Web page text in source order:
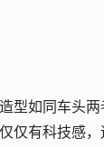
型如同车头
仅有科技感